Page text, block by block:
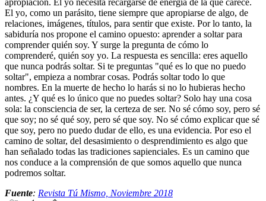
El yo, como un parásito, tiene siempre que apropiarse de algo, de
relaciones, imágenes, títulos, para sentir que existe. Por lo tanto, la
sabiduría nos propone el camino opuesto: aprender a soltar para
comprender quién soy. Y surge la pregunta de cómo lo
comprenderé, quién soy yo. La respuesta es sencilla: eres aquello
que nunca podrás soltar. Si te preguntas "qué es lo que no puedo
soltar", empieza a nombrar cosas. Podrás soltar todo lo que
nombres. En la muerte de hecho lo harás si no lo hubieras hecho
antes. ¿Y qué es lo único que no puedes soltar? Solo hay una cosa
sola: la consciencia de ser, la certeza de ser. No sé cómo soy, pero sé
que soy; no sé qué soy, pero sé que soy. No sé cómo explicar que sé
que soy, pero no puedo dudar de ello, es una evidencia. Por eso el
camino de soltar, del desasimiento o desprendimiento es algo que
han señalado todas las tradiciones sapienciales. Es un camino que
nos conduce a la comprensión de que somos aquello que nunca
podremos soltar.
Fuente: Revista Tú Mismo, Noviembre 2018